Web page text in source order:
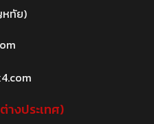
ทัย)
างประเทศ)